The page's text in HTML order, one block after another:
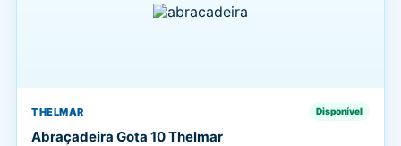
THELMAR Disponível
Abraçadeira Gota 10 Thelmar